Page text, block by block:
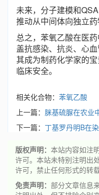
未来，分子建模和
推动从中间体向独立药
总之，苯氧乙酸在医
盖抗感染、抗炎、心
其成为制药化学家的
临床安全。
相关化合物： 苯氧乙酸
上一篇： 脒基硫脲在农业
下一篇： 丁基罗丹明B在
版权声明： 本站内容如注
许可。本站未特别注明出
许可，禁止任何形式的转
免责声明： 部分文章信息